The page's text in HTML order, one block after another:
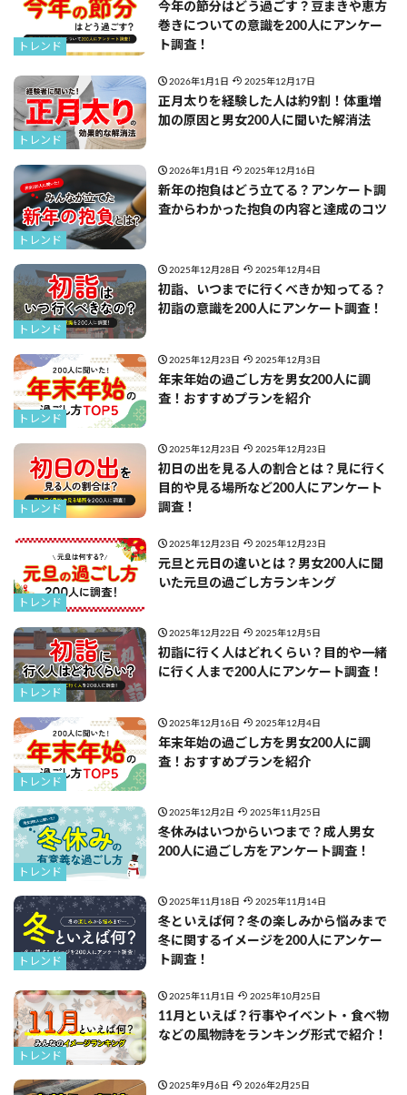
トレンド
今年の節分はどう過ごす？豆まきや恵方
巻きについての意識を200人にアンケー
ト調査！
トレンド
2026年1月1日 2025年12月17日
正月太りを経験した人は約9割！体重増
加の原因と男女200人に聞いた解消法
トレンド
2026年1月1日 2025年12月16日
新年の抱負はどう立てる？アンケート調
査からわかった抱負の内容と達成のコツ
トレンド
2025年12月28日 2025年12月4日
初詣、いつまでに行くべきか知ってる？
初詣の意識を200人にアンケート調査！
トレンド
2025年12月23日 2025年12月3日
年末年始の過ごし方を男女200人に調
査！おすすめプランを紹介
トレンド
2025年12月23日 2025年12月23日
初日の出を見る人の割合とは？見に行く
目的や見る場所など200人にアンケート
調査！
トレンド
2025年12月23日 2025年12月23日
元旦と元日の違いとは？男女200人に聞
いた元旦の過ごし方ランキング
トレンド
2025年12月22日 2025年12月5日
初詣に行く人はどれくらい？目的や一緒
に行く人まで200人にアンケート調査！
トレンド
2025年12月16日 2025年12月4日
年末年始の過ごし方を男女200人に調
査！おすすめプランを紹介
トレンド
2025年12月2日 2025年11月25日
冬休みはいつからいつまで？成人男女
200人に過ごし方をアンケート調査！
トレンド
2025年11月18日 2025年11月14日
冬といえば何？冬の楽しみから悩みまで
冬に関するイメージを200人にアンケー
ト調査！
トレンド
2025年11月1日 2025年10月25日
11月といえば？行事やイベント・食べ物
などの風物詩をランキング形式で紹介！
2025年9月6日 2026年2月25日